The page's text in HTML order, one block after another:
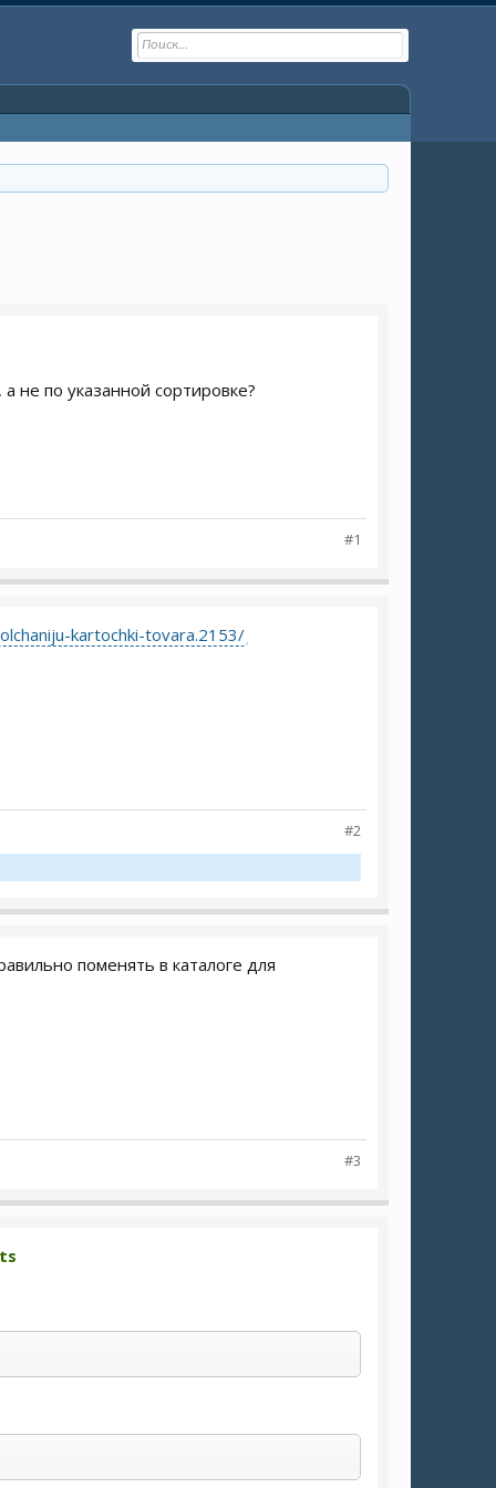
не по указанной сортировке?
#1
kartochki-tovara.2153/
#2
поменять в каталоге для
#3